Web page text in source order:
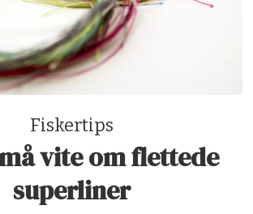
Fiskertips
vite om flettede
superliner